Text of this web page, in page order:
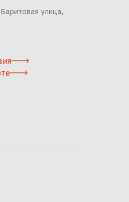
улица,